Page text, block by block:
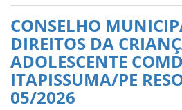
CONSELHO
DIREITOS DA
ADOLESCENTE
ITAPISSUMA/PE
05/2026